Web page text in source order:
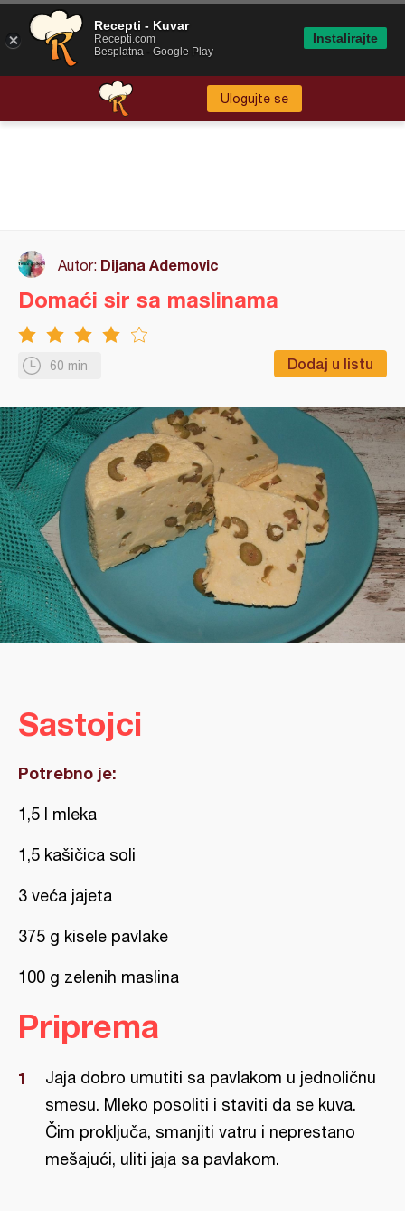
Ulogujte se
Autor: Dijana Ademovic
60 min Dodaj u listu
Domaći sir sa maslinama
Sastojci
Potrebno je:
1,5 l mleka
1,5 kašičica soli
3 veća jajeta
375 g kisele pavlake
100 g zelenih maslina
Priprema
Jaja dobro umutiti sa pavlakom u jednoličnu
smesu. Mleko posoliti i staviti da se kuva.
Čim proključa, smanjiti vatru i neprestano
mešajući, uliti jaja sa pavlakom.
Recepti - Kuvar
Recepti.com
Besplatna - Google Play
Instalirajte